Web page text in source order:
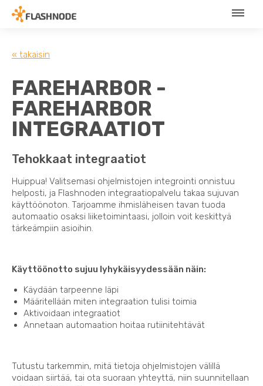
« takaisin
FAREHARBOR -
FAREHARBOR
INTEGRAATIOT
Tehokkaat integraatiot
Huippua! Valitsemasi ohjelmistojen integrointi onnistuu
helposti, ja Flashnoden integraatiopalvelu takaa sujuvan
käyttöönoton. Tarjoamme ihmisläheisen tavan tuoda
automaatio osaksi liiketoimintaasi, jolloin voit keskittyä
tärkeämpiin asioihin.
Käyttöönotto sujuu lyhykäisyydessään näin:
Käydään tarpeenne läpi
Määritellään miten integraation tulisi toimia
Aktivoidaan integraatiot
Annetaan automaation hoitaa rutiinitehtävät
Tutustu tarkemmin, mitä tietoja ohjelmistojen välillä
voidaan siirtää, tai ota suoraan yhteyttä, niin suunnitellaan